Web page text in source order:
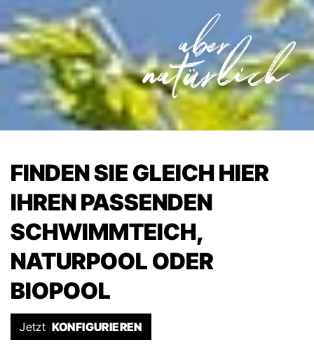
FINDEN SIE GLEICH HIER
IHREN PASSENDEN
SCHWIMMTEICH,
NATURPOOL ODER
BIOPOOL
Jetzt KONFIGURIEREN